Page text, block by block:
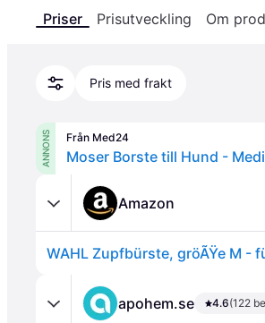
Priser Prisutveckling Om
Pris med frakt
ANNONS Från Med24
Moser Borste till Hund -
Amazon
WAHL Zupfbürste, gröÃŸe M -
apohem.se 4.6(122